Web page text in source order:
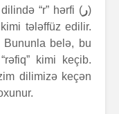
“r” hərfi ( ر)
kimi tələffüz edilir.
Bununla belə, bu
kimi keçib.
dilimizə keçən